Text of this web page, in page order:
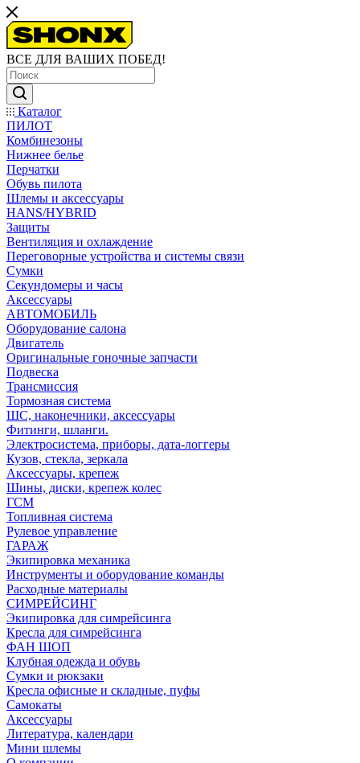
ВСЕ ДЛЯ ВАШИХ ПОБЕД!
Каталог
ПИЛОТ
Комбинезоны
Нижнее белье
Перчатки
Обувь пилота
Шлемы и аксессуары
HANS/HYBRID
Защиты
Вентиляция и охлаждение
Переговорные устройства и системы связи
Сумки
Секундомеры и часы
Аксессуары
АВТОМОБИЛЬ
Оборудование салона
Двигатель
Оригинальные гоночные запчасти
Подвеска
Трансмиссия
Тормозная система
ШС, наконечники, аксессуары
Фитинги, шланги.
Электросистема, приборы, дата-логгеры
Кузов, стекла, зеркала
Аксессуары, крепеж
Шины, диски, крепеж колес
ГСМ
Топливная система
Рулевое управление
ГАРАЖ
Экипировка механика
Инструменты и оборудование команды
Расходные материалы
СИМРЕЙСИНГ
Экипировка для симрейсинга
Кресла для симрейсинга
ФАН ШОП
Клубная одежда и обувь
Сумки и рюкзаки
Кресла офисные и складные, пуфы
Самокаты
Аксессуары
Литература, календари
Мини шлемы